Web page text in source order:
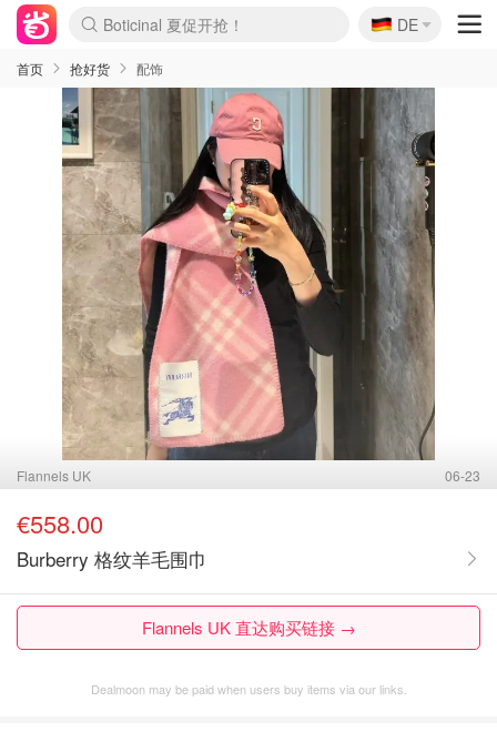
Boticinal 夏促开抢！
4折！lulu周四疯狂上新
还没结束！&OtherStories大促
Joybuy变相75折 随时失效
速领！Stanley独家85折
疑似霸哥！Camper额外叠85折
Zalando 奥莱闪促！每日更新
Moncler反季囤！5折起+叠9折
Coach Brooklyn仅€192
🇩🇪
DE
首页 抢好货 配饰
Flannels UK 06-23
€558.00
Burberry 格纹羊毛围巾
Flannels UK 直达购买链接 →
Dealmoon may be paid when users buy items via our links.